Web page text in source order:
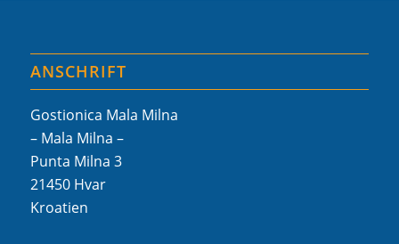
ANSCHRIFT
Gostionica Mala Milna
– Mala Milna –
Punta Milna 3
21450 Hvar
Kroatien